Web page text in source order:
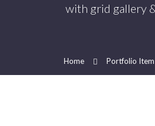
with grid gallery
Home Portfolio Item